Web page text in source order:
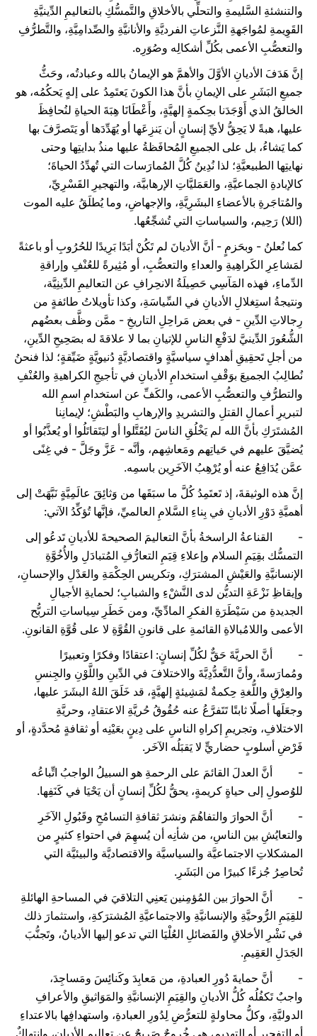
والتنشئةِ السَّليمةِ والتحلِّي بالأخلاقِ والتَّمسُّكِ بالتعاليمِ الدِّينيَّةِ
القَوِيمةِ لمُواجَهةِ النَّزعاتِ الفرديَّةِ والأنانيَّةِ والصِّدامِيَّةِ، والتَّطرُّفِ
والتعصُّبِ الأعمى بكُلِّ أشكالِه وصُوَرِه.
إنَّ هَدَفَ الأديانِ الأوَّلَ والأهمَّ هو الإيمانُ بالله وعبادتُه، وحَثُّ
جميعِ البَشَرِ على الإيمانِ بأنَّ هذا الكونَ يَعتَمِدُ على إلهٍ يَحكُمُه، هو
الخالقُ الذي أَوْجَدَنا بحِكمةٍ إلهيَّةٍ، وأَعْطَانَا هِبَةَ الحياةِ لنُحافِظَ
عليها، هبةً لا يَحِقُّ لأيِّ إنسانٍ أن يَنزِعَها أو يُهَدِّدَها أو يَتَصرَّفَ بها
كما يَشاءُ، بل على الجميعِ المُحافَظةُ عليها منذُ بدايتِها وحتى
نهايتِها الطبيعيَّةِ؛ لذا نُدِينُ كُلَّ المُمارَسات التي تُهدِّدُ الحياةَ؛
كالإبادةِ الجماعيَّةِ، والعَمَليَّاتِ الإرهابيَّة، والتهجيرِ القَسْرِيِّ،
والمُتاجَرةِ بالأعضاءِ البشَرِيَّةِ، والإجهاضِ، وما يُطلَقُ عليه الموت
(اللا) رَحِيم، والسياساتِ التي تُشجِّعُها.
كما نُعلنُ - وبحَزمٍ - أنَّ الأديانَ لم تَكُنْ أبَدًا بَرِيدًا للحُرُوبِ أو باعثةً
لمَشاعِرِ الكَراهِيةِ والعداءِ والتعصُّبِ، أو مُثِيرةً للعُنْفِ وإراقةِ
الدِّماءِ، فهذه المَآسِي حَصِيلَةُ الانحِرافِ عن التعاليمِ الدِّينِيَّة،
ونتيجةُ استِغلالِ الأديانِ في السِّياسَةِ، وكذا تأويلاتُ طائفةٍ من
رِجالاتِ الدِّينِ - في بعض مَراحِلِ التاريخِ - ممَّن وظَّف بعضُهم
الشُّعُورَ الدِّينيَّ لدَفْعِ الناسِ للإتيانِ بما لا علاقةَ له بصَحِيحِ الدِّينِ،
من أجلِ تَحقِيقِ أهدافٍ سياسيَّةٍ واقتصاديَّةٍ دُنيويَّةٍ ضَيِّقةٍ؛ لذا فنحنُ
نُطالِبُ الجميعَ بوَقْفِ استخدامِ الأديانِ في تأجيجِ الكراهيةِ والعُنْفِ
والتطرُّفِ والتعصُّبِ الأعمى، والكَفِّ عن استخدامِ اسمِ الله
لتبريرِ أعمالِ القتلِ والتشريدِ والإرهابِ والبَطْشِ؛ لإيمانِنا
المُشتَرَكِ بأنَّ الله لم يَخْلُقِ الناسَ ليُقَتَّلوا أو ليَتَقاتَلُوا أو يُعذَّبُوا أو
يُضيَّقَ عليهم في حَياتِهم ومَعاشِهم، وأنَّه - عَزَّ وجَلَّ - في غِنًى
عمَّن يُدَافِعُ عنه أو يُرْهِبُ الآخَرِين باسمِه.
إنَّ هذه الوثيقةَ، إذ تَعتَمِدُ كُلَّ ما سبَقَها من وَثائِقَ عالَمِيَّةٍ نَبَّهَتْ إلى
أهميَّةِ دَوْرِ الأديانِ في بِناءِ السَّلامِ العالميِّ، فإنَّها تُؤكِّدُ الآتي:
- القناعةُ الراسخةُ بأنَّ التعاليمَ الصحيحةَ للأديانِ تَدعُو إلى
التمسُّك بقِيَمِ السلام وإعلاءِ قِيَمِ التعارُّفِ المُتبادَلِ والأُخُوَّةِ
الإنسانيَّةِ والعَيْشِ المشترَكِ، وتكريس الحِكْمَةِ والعَدْلِ والإحسانِ،
وإيقاظِ نَزْعَةِ التديُّن لدى النَّشْءِ والشبابِ؛ لحمايةِ الأجيالِ
الجديدةِ من سَيْطَرَةِ الفكرِ المادِّيِّ، ومن خَطَرِ سِياساتِ التربُّح
الأعمى واللامُبالاةِ القائمةِ على قانونِ القُوَّةِ لا على قُوَّةِ القانونِ.
- أنَّ الحريَّةَ حَقٌّ لكُلِّ إنسانٍ: اعتقادًا وفكرًا وتعبيرًا
ومُمارَسةً، وأنَّ التَّعدُّدِيَّةَ والاختلافَ في الدِّينِ واللَّوْنِ والجِنسِ
والعِرْقِ واللُّغةِ حِكمةٌ لمَشِيئةٍ إلهيَّةٍ، قد خَلَقَ اللهُ البشَرَ عليها،
وجعَلَها أصلًا ثابتًا تَتَفرَّعُ عنه حُقُوقُ حُريَّةِ الاعتقادِ، وحريَّةِ
الاختلافِ، وتجريمِ إكراهِ الناسِ على دِينٍ بعَيْنِه أو ثقافةٍ مُحدَّدةٍ، أو
فَرْضِ أسلوبٍ حضاريٍّ لا يَقبَلُه الآخَر.
- أنَّ العدلَ القائمَ على الرحمةِ هو السبيلُ الواجبُ اتِّباعُه
للوُصولِ إلى حياةٍ كريمةٍ، يحقُّ لكُلِّ إنسانٍ أن يَحْيَا في كَنَفِها.
- أنَّ الحوارَ والتفاهُمَ ونشرَ ثقافةِ التسامُحِ وقَبُولِ الآخَرِ
والتعايُشِ بين الناسِ، من شأنِه أن يُسهِمَ في احتواءِ كثيرٍ من
المشكلاتِ الاجتماعيَّة والسياسيَّة والاقتصاديَّة والبيئيَّة التي
تُحاصِرُ جُزءًا كبيرًا من البَشَرِ.
- أنَّ الحوارَ بين المُؤمِنين يَعنِي التلاقيَ في المساحةِ الهائلةِ
للقِيَمِ الرُّوحيَّةِ والإنسانيَّةِ والاجتماعيَّةِ المُشترَكةِ، واستثمارَ ذلك
في نَشْرِ الأخلاقِ والفَضائلِ العُلْيَا التي تدعو إليها الأديانُ، وتَجنُّبَ
الجَدَلِ العَقِيمِ.
- أنَّ حمايةَ دُورِ العبادةِ، من مَعابِدَ وكَنائِسَ ومَساجِدَ،
واجبٌ تَكفُلُه كُلُّ الأديانِ والقِيَمِ الإنسانيَّةِ والمَوَاثيقِ والأعرافِ
الدوليَّةِ، وكلُّ محاولةٍ للتعرُّضِ لِدُورِ العبادةِ، واستهدافِها بالاعتداءِ
أو التفجيرِ أو التهديمِ، هي خُروجٌ صَرِيحٌ عن تعاليمِ الأديانِ، وانتهاكٌ